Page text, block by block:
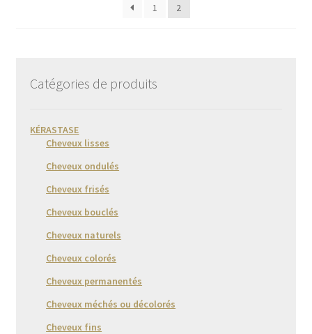
1 2
Catégories de produits
KÉRASTASE
Cheveux lisses
Cheveux ondulés
Cheveux frisés
Cheveux bouclés
Cheveux naturels
Cheveux colorés
Cheveux permanentés
Cheveux méchés ou décolorés
Cheveux fins